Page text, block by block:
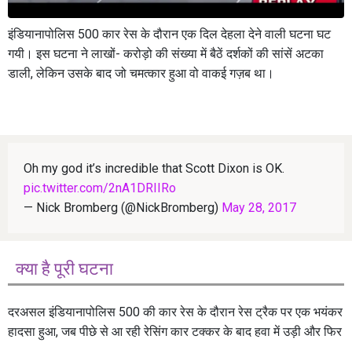
इंडियानापोलिस 500 कार रेस के दौरान एक दिल देहला देने वाली घटना घट
गयी। इस घटना ने लाखों- करोड़ो की संख्या में बैठें दर्शकों की सांसें अटका
डाली, लेकिन उसके बाद जो चमत्कार हुआ वो वाकई गज़ब था।
Oh my god it’s incredible that Scott Dixon is OK.
pic.twitter.com/2nA1DRIIRo
— Nick Bromberg (@NickBromberg) May 28, 2017
क्या है पूरी घटना
दरअसल इंडियानापोलिस 500 की कार रेस के दौरान रेस ट्रैक पर एक भयंकर
हादसा हुआ, जब पीछे से आ रही रेसिंग कार टक्कर के बाद हवा में उड़ी और फिर